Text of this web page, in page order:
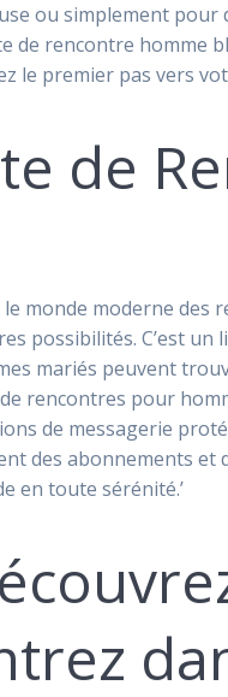
ou simplement pour
de rencontre homme
le premier pas vers
de
le monde moderne
possibilités. C’est
mariés peuvent
rencontres pour
de messagerie
des abonnements et
en toute sérénité.’